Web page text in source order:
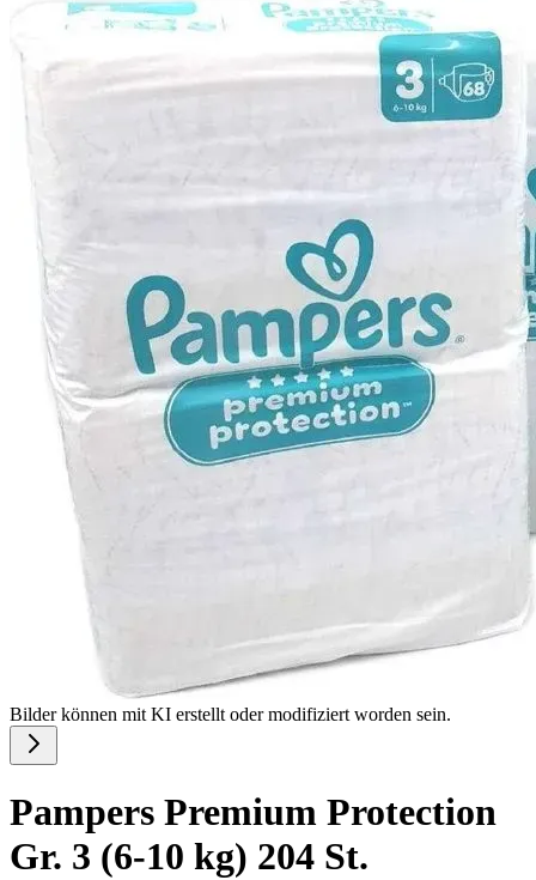
Bilder können mit KI erstellt oder modifiziert worden sein.
Pampers Premium Protection
Gr. 3 (6-10 kg) 204 St.